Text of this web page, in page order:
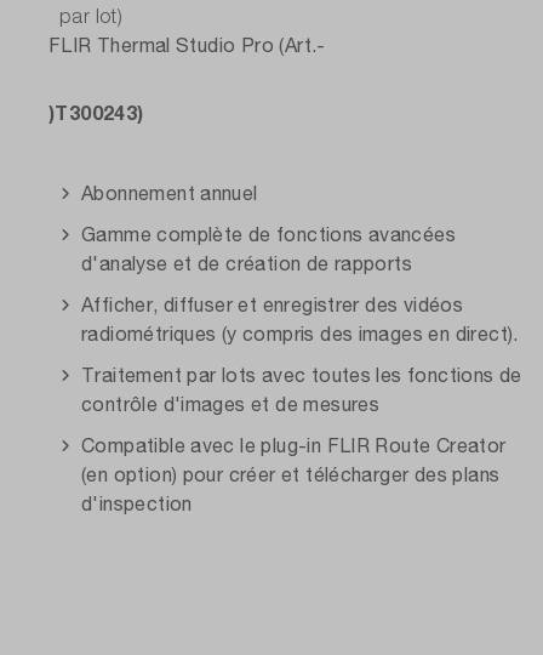
par lot)
FLIR Thermal Studio Pro (Art.-
)T300243)
Abonnement annuel
Gamme complète de fonctions avancées
d'analyse et de création de rapports
Afficher, diffuser et enregistrer des vidéos
radiométriques (y compris des images en direct).
Traitement par lots avec toutes les fonctions de
contrôle d'images et de mesures
Compatible avec le plug-in FLIR Route Creator
(en option) pour créer et télécharger des plans
d'inspection